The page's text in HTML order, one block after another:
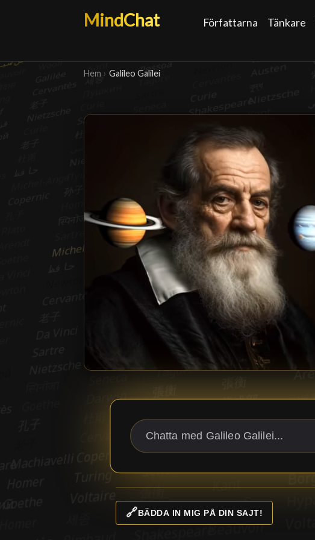
MindChat Författarna Tänkare
Hem › Galileo Galilei
🔗BÄDDA IN MIG PÅ DIN SAJT!